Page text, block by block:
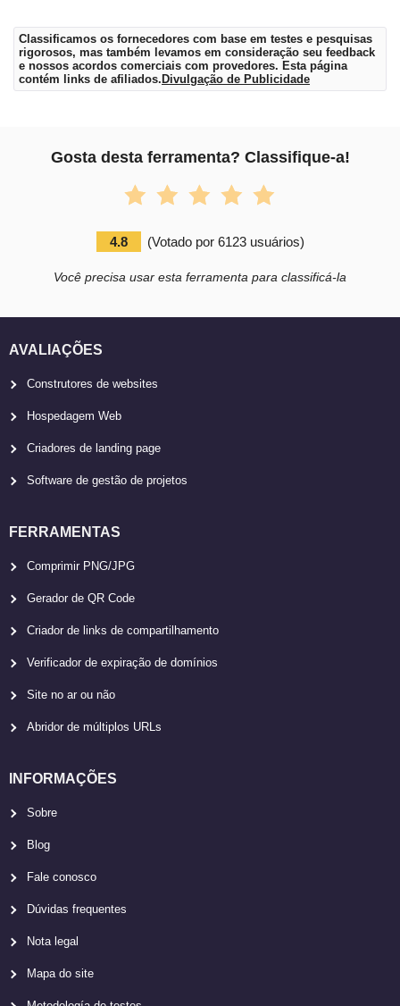
Classificamos os fornecedores com base em testes e pesquisas
rigorosos, mas também levamos em consideração seu feedback
e nossos acordos comerciais com provedores. Esta página
contém links de afiliados. Divulgação de Publicidade
Gosta desta ferramenta? Classifique-a!
4.8 (Votado por 6123usuários)
Você precisa usar esta ferramenta para classificá-la
AVALIAÇÕES
Construtores de websites
Hospedagem Web
Criadores de landing page
Software de gestão de projetos
FERRAMENTAS
Comprimir PNG/JPG
Gerador de QR Code
Criador de links de compartilhamento
Verificador de expiração de domínios
Site no ar ou não
Abridor de múltiplos URLs
INFORMAÇÕES
Sobre
Blog
Fale conosco
Dúvidas frequentes
Nota legal
Mapa do site